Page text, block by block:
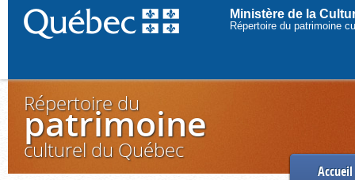
Ministère de la
Répertoire du patrimoine
Répertoire du
patrimoine
culturel du Québec
Accueil